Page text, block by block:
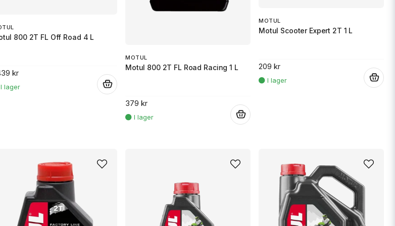
800 2T FL Off Road 4 L
kr
MOTUL
Motul 800 2T FL Road Racing 1 L
379 kr
MOTUL
Motul Scooter Expert 2T 1 L
209 kr